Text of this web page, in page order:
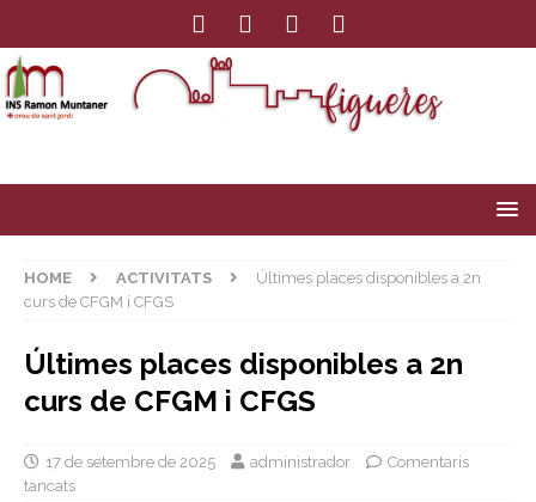
HOME ACTIVITATS
Últimes places disponibles a 2n
curs de CFGM i CFGS
Últimes places disponibles a 2n
curs de CFGM i CFGS
17 de setembre de 2025 administrador
Comentaris
tancats